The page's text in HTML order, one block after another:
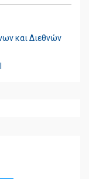
και Διεθνών